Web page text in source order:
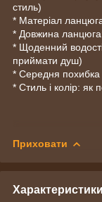
стиль)
* Матеріал
* Довжина
* Щоденний
приймати душ)
* Середня похибка
* Стиль і колір: як
Приховати
Характеристики